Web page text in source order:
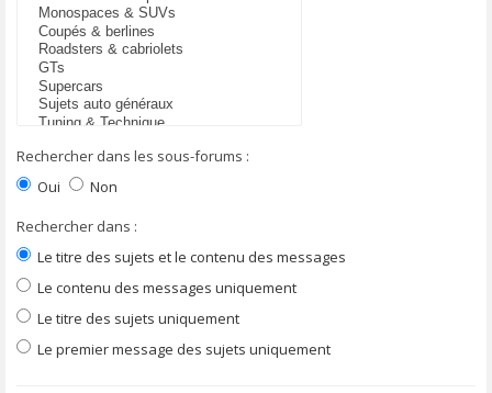
Rechercher dans les sous-forums :
Oui
Non
Rechercher dans :
Le titre des sujets et le contenu des messages
Le contenu des messages uniquement
Le titre des sujets uniquement
Le premier message des sujets uniquement